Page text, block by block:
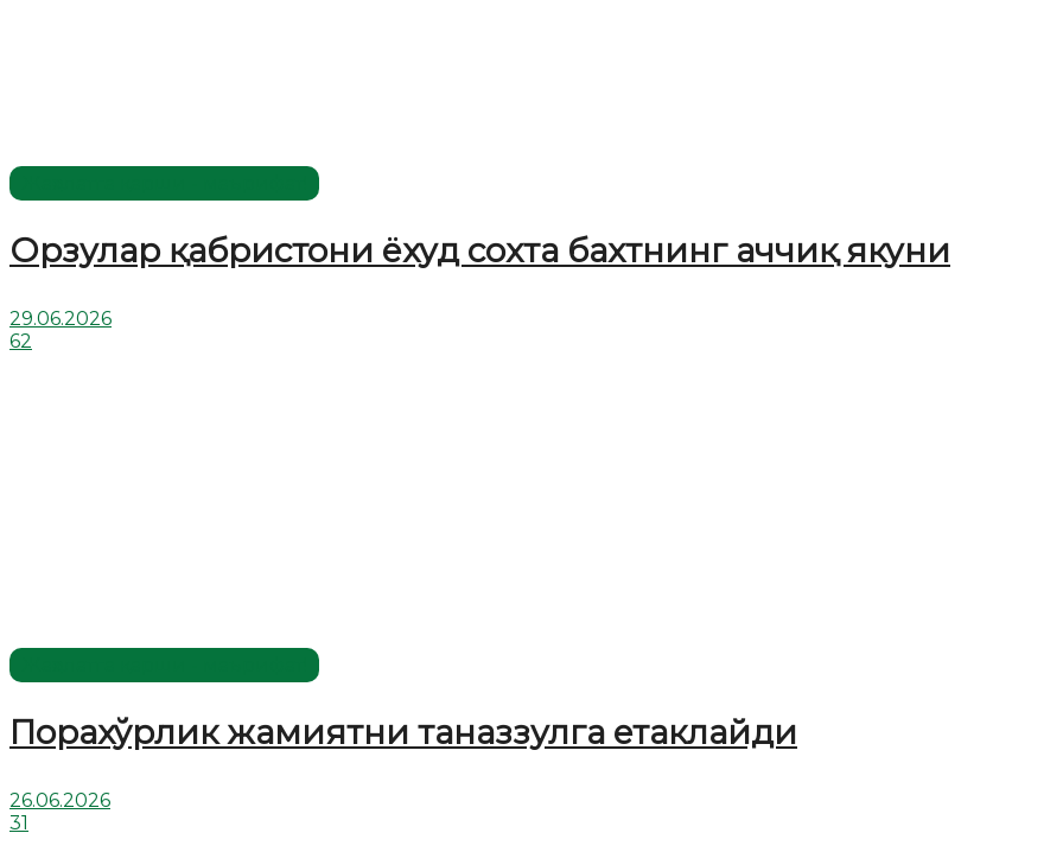
Орзулар қабристони ёхуд сохта бахтнинг аччиқ якуни
29.06.2026
62
Порахўрлик жамиятни таназзулга етаклайди
26.06.2026
31